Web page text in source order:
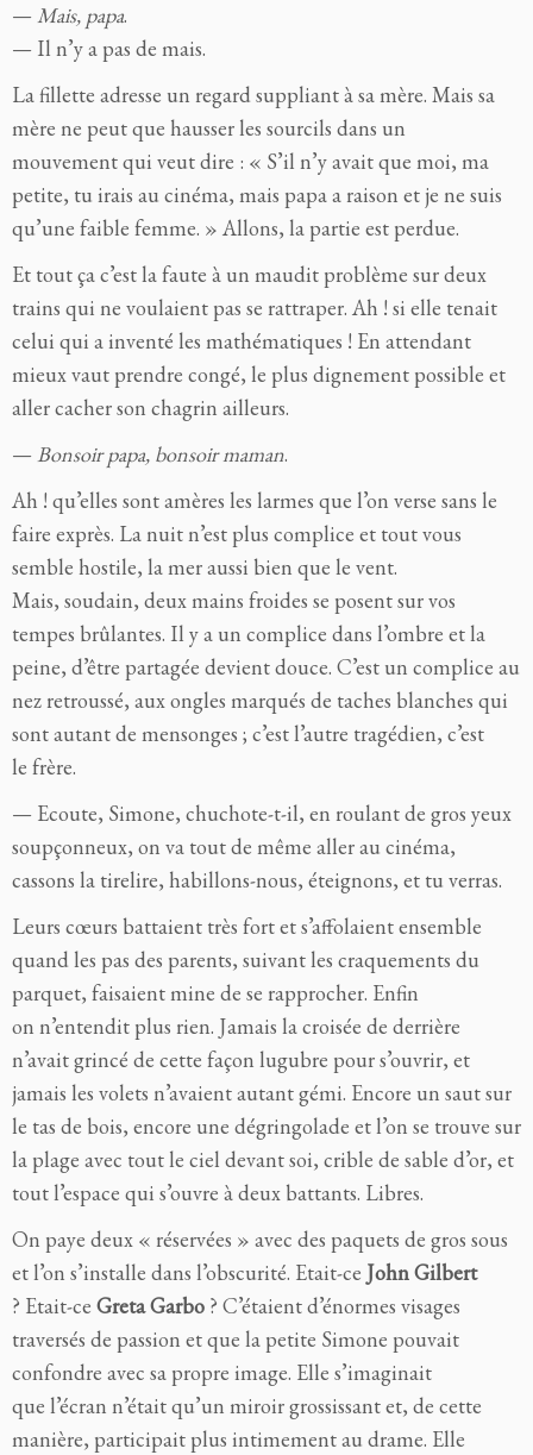
—Mais, papa.
— Il n’y a pas de mais.
La fillette adresse un regard suppliant à sa mère. Mais sa
mère ne peut que hausser les sourcils dans un
mouvement qui veut dire : « S’il n’y avait que moi, ma
petite, tu irais au cinéma, mais papa a raison et je ne suis
qu’une faible femme. » Allons, la partie est perdue.
Et tout ça c’est la faute à un maudit problème sur deux
trains qui ne voulaient pas se rattraper. Ah ! si elle tenait
celui qui a inventé les mathématiques ! En attendant
mieux vaut prendre congé, le plus dignement possible et
aller cacher son chagrin ailleurs.
—Bonsoir papa, bonsoir maman.
Ah ! qu’elles sont amères les larmes que l’on verse sans le
faire exprès. La nuit n’est plus complice et tout vous
semble hostile, la mer aussi bien que le vent.
Mais, soudain, deux mains froides se posent sur vos
tempes brûlantes. Il y a un complice dans l’ombre et la
peine, d’être partagée devient douce. C’est un complice au
nez retroussé, aux ongles marqués de taches blanches qui
sont autant de mensonges ; c’est l’autre tragédien, c’est
le frère.
— Ecoute, Simone, chuchote-t-il, en roulant de gros yeux
soupçonneux, on va tout de même aller au cinéma,
cassons la tirelire, habillons-nous, éteignons, et tu verras.
Leurs cœurs battaient très fort et s’affolaient ensemble
quand les pas des parents, suivant les craquements du
parquet, faisaient mine de se rapprocher. Enfin
on n’entendit plus rien. Jamais la croisée de derrière
n’avait grincé de cette façon lugubre pour s’ouvrir, et
jamais les volets n’avaient autant gémi. Encore un saut sur
le tas de bois, encore une dégringolade et l’on se trouve sur
la plage avec tout le ciel devant soi, crible de sable d’or, et
tout l’espace qui s’ouvre à deux battants. Libres.
On paye deux « réservées » avec des paquets de gros sous
et l’on s’installe dans l’obscurité. Etait-ce John Gilbert
? Etait-ce Greta Garbo ? C’étaient d’énormes visages
traversés de passion et que la petite Simone pouvait
confondre avec sa propre image. Elle s’imaginait
que l’écran n’était qu’un miroir grossissant et, de cette
manière, participait plus intimement au drame. Elle